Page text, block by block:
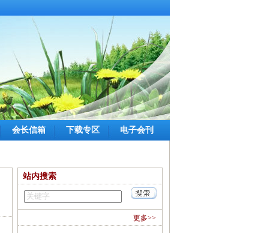
会长信箱 下载专区 电子会刊
站内搜索
更多>>